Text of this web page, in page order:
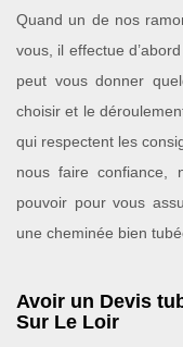
Quand un de nos
vous, il effectue
peut vous donner
choisir et le
qui respectent les
nous faire confiance,
pouvoir pour vous
une cheminée bien
Avoir un Devis
Sur Le Loir